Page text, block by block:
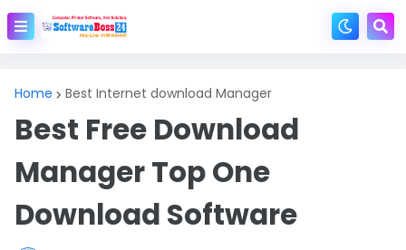
Home Best Internet download Manager
Best Free Download
Manager Top One
Download Software